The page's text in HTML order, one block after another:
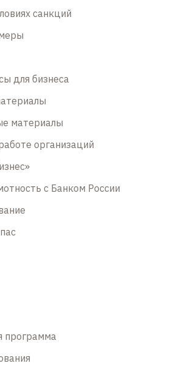
санкций
для бизнеса
материалы
организаций
с Банком России
программа